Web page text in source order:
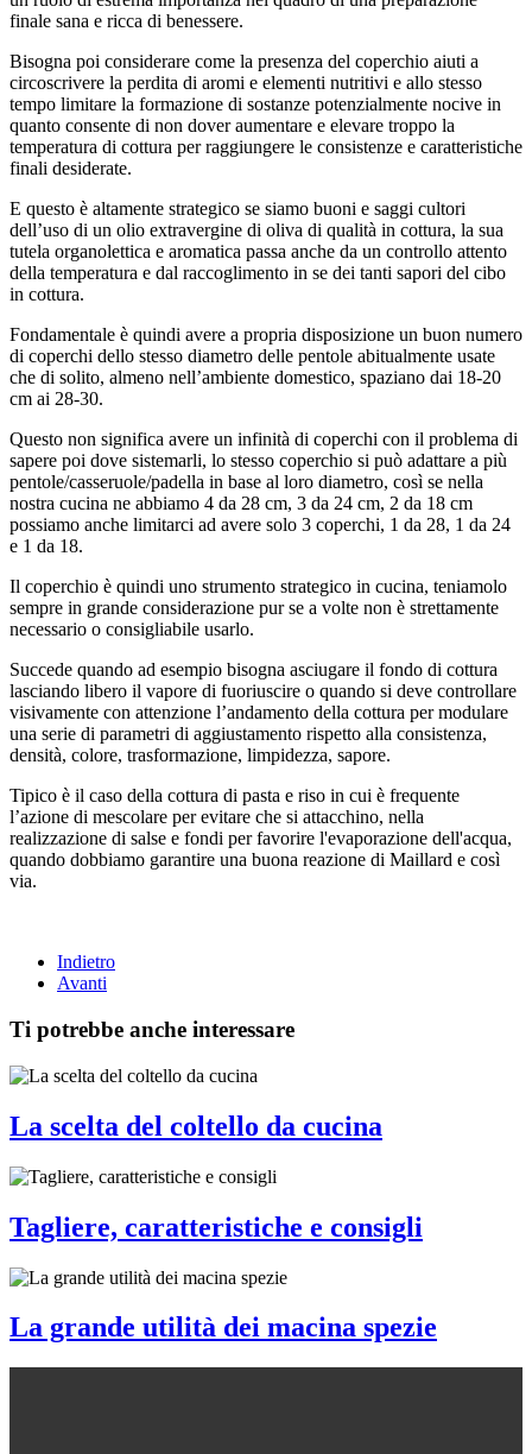
finale sana e ricca di benessere.
Bisogna poi considerare come la presenza del coperchio aiuti a
circoscrivere la perdita di aromi e elementi nutritivi e allo stesso
tempo limitare la formazione di sostanze potenzialmente nocive in
quanto consente di non dover aumentare e elevare troppo la
temperatura di cottura per raggiungere le consistenze e caratteristiche
finali desiderate.
E questo è altamente strategico se siamo buoni e saggi cultori
dell’uso di un olio extravergine di oliva di qualità in cottura, la sua
tutela organolettica e aromatica passa anche da un controllo attento
della temperatura e dal raccoglimento in se dei tanti sapori del cibo
in cottura.
Fondamentale è quindi avere a propria disposizione un buon numero
di coperchi dello stesso diametro delle pentole abitualmente usate
che di solito, almeno nell’ambiente domestico, spaziano dai 18-20
cm ai 28-30.
Questo non significa avere un infinità di coperchi con il problema di
sapere poi dove sistemarli, lo stesso coperchio si può adattare a più
pentole/casseruole/padella in base al loro diametro, così se nella
nostra cucina ne abbiamo 4 da 28 cm, 3 da 24 cm, 2 da 18 cm
possiamo anche limitarci ad avere solo 3 coperchi, 1 da 28, 1 da 24
e 1 da 18.
Il coperchio è quindi uno strumento strategico in cucina, teniamolo
sempre in grande considerazione pur se a volte non è strettamente
necessario o consigliabile usarlo.
Succede quando ad esempio bisogna asciugare il fondo di cottura
lasciando libero il vapore di fuoriuscire o quando si deve controllare
visivamente con attenzione l’andamento della cottura per modulare
una serie di parametri di aggiustamento rispetto alla consistenza,
densità, colore, trasformazione, limpidezza, sapore.
Tipico è il caso della cottura di pasta e riso in cui è frequente
l’azione di mescolare per evitare che si attacchino, nella
realizzazione di salse e fondi per favorire l'evaporazione dell'acqua,
quando dobbiamo garantire una buona reazione di Maillard e così
via.
Indietro
Avanti
Ti potrebbe anche interessare
La scelta del coltello da cucina
Tagliere, caratteristiche e consigli
La grande utilità dei macina spezie